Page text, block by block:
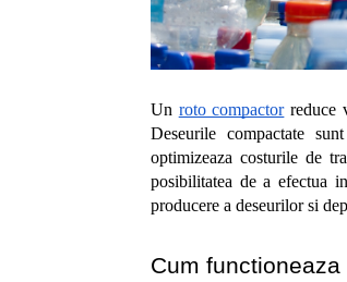
Un roto compactor reduce
Deseurile compactate
optimizeaza costurile de
posibilitatea de a efectua
producere a deseurilor si
Cum